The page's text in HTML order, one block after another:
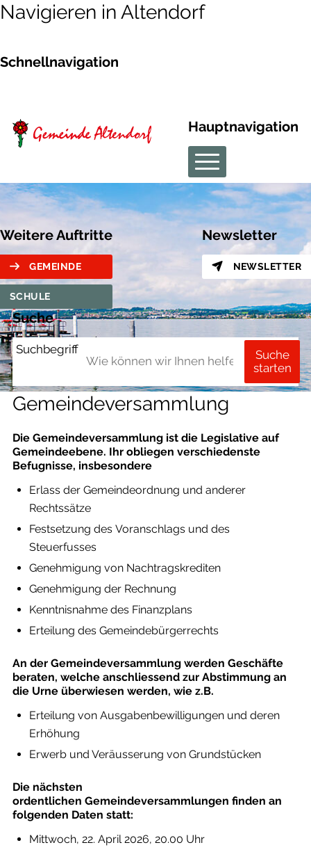
Navigieren in Altendorf
Schnellnavigation
Hauptnavigation
Weitere Auftritte
GEMEINDE
SCHULE
Newsletter
NEWSLETTER
Suche
Suchbegriff
Suche
starten
Gemeindeversammlung
Die Gemeindeversammlung ist die Legislative auf
Gemeindeebene. Ihr obliegen verschiedenste
Befugnisse, insbesondere
Erlass der Gemeindeordnung und anderer
Rechtssätze
Festsetzung des Voranschlags und des
Steuerfusses
Genehmigung von Nachtragskrediten
Genehmigung der Rechnung
Kenntnisnahme des Finanzplans
Erteilung des Gemeindebürgerrechts
An der Gemeindeversammlung werden Geschäfte
beraten, welche anschliessend zur Abstimmung an
die Urne überwiesen werden, wie z.B.
Erteilung von Ausgabenbewilligungen und deren
Erhöhung
Erwerb und Veräusserung von Grundstücken
Die nächsten
ordentlichen Gemeindeversammlungen finden an
folgenden Daten statt:
Mittwoch, 22. April 2026, 20.00 Uhr